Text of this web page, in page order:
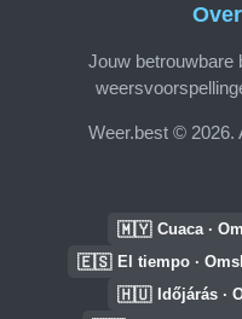
Jouw betrouwbare
Weer.best © 2026.
🇲🇾 Cuaca ·
🇪🇸 El tiempo ·
🇭🇺 Időjárás ·